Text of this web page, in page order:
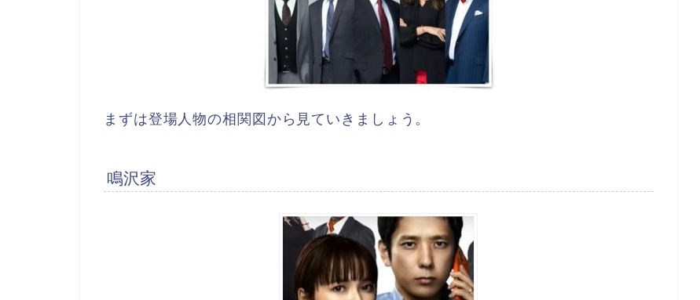
まずは登場人物の相関図から見ていきましょう。
鳴沢家